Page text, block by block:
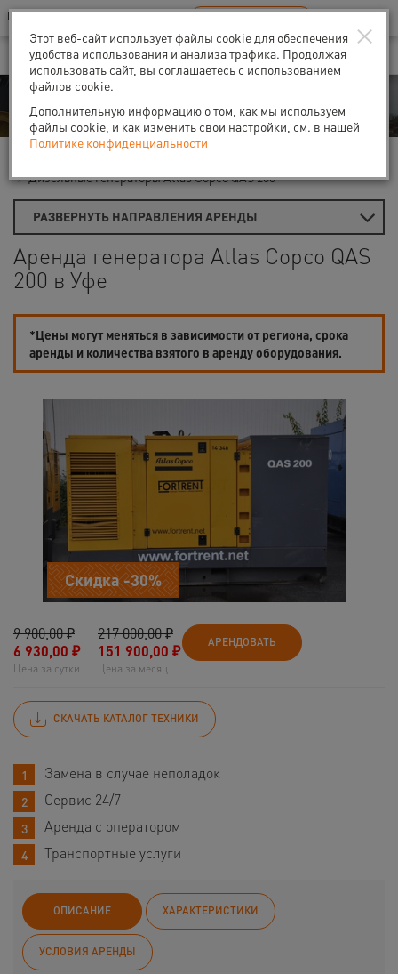
Ваш город:Уфа
В Вашем регионе нет наших офисов RU EN
Аренда
Дизельные генераторы Atlas Copco QAS 200
РАЗВЕРНУТЬ НАПРАВЛЕНИЯ АРЕНДЫ
Аренда генератора Atlas Copco QAS
200 в Уфе
*Цены могут меняться в зависимости от региона, срока
аренды и количества взятого в аренду оборудования.
Скидка -30%
9 900,00 ₽
6 930,00 ₽
Цена за сутки
217 000,00 ₽
151 900,00 ₽
Цена за месяц
АРЕНДОВАТЬ
СКАЧАТЬ КАТАЛОГ ТЕХНИКИ
Замена в случае неполадок
Сервис 24/7
Аренда с оператором
Транспортные услуги
ОПИСАНИЕ ХАРАКТЕРИСТИКИ
УСЛОВИЯ АРЕНДЫ
×
Этот веб-сайт использует файлы cookie для обеспечения
удобства использования и анализа трафика. Продолжая
использовать сайт, вы соглашаетесь с использованием
файлов cookie.
Дополнительную информацию о том, как мы используем
файлы cookie, и как изменить свои настройки, см. в нашей
Политике конфиденциальности